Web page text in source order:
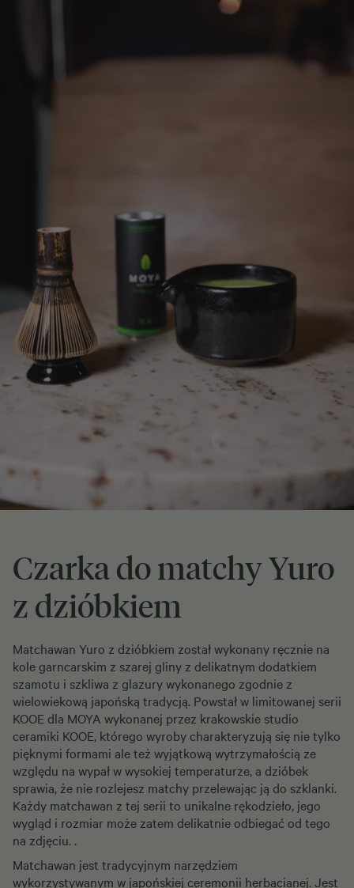
Czarka do matchy Yuro
z dzióbkiem
Matchawan Yuro z dzióbkiem został wykonany ręcznie na
kole garncarskim z szarej gliny z delikatnym dodatkiem
szamotu i szkliwa z glazury wykonanego zgodnie z
wielowiekową japońską tradycją. Powstał w limitowanej serii
KOOE dla MOYA wykonanej przez krakowskie studio
ceramiki KOOE, którego wyroby charakteryzują się nie tylko
pięknymi formami ale też wyjątkową wytrzymałością ze
względu na wypał w wysokiej temperaturze, a dzióbek
sprawia, że nie rozlejesz matchy przelewając ją do szklanki.
Każdy matchawan z tej serii to unikalne rękodzieło, jego
wygląd i rozmiar może zatem delikatnie odbiegać od tego
na zdjęciu. .
Matchawan jest tradycyjnym narzędziem
wykorzystywanym w japońskiej ceremonii herbacianej. Jest